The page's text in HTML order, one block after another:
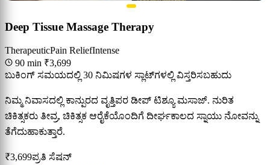
Deep Tissue Massage Therapy
TherapeuticPain ReliefIntense
90 min ₹3,699
ಬುಕಿಂಗ್ ಸಮಯದಲ್ಲಿ 30 ನಿಮಿಷಗಳ ಸ್ಲಾಟ್‌ಗಳಲ್ಲಿ ವಿಸ್ತರಿಸಬಹುದು
ನಿಮ್ಮ ನಿವಾಸದಲ್ಲಿ ಕಾನ್ಪುರದ ವೃತ್ತಿಪರ ಡೀಪ್ ಟಿಶ್ಯೂ ಮಸಾಜ್. ನುರಿತ
ಚಿಕಿತ್ಸಕರು ತೀವ್ರ, ಚಿಕಿತ್ಸಕ ಆರೈಕೆಯೊಂದಿಗೆ ದೀರ್ಘಕಾಲದ ಸ್ನಾಯು ನೋವನ್ನು
ತೆಗೆದುಹಾಕುತ್ತಾರೆ.
₹3,699ಪ್ರತಿ ಸೆಷನ್